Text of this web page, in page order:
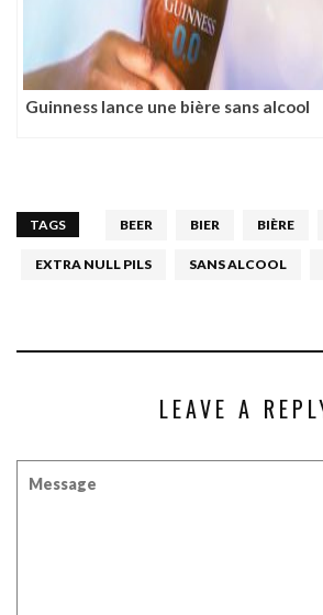
Guinness lance une bière sans alcool
TAGS BEER BIER BIÈRE
EXTRA NULL PILS SANS ALCOOL
LEAVE A